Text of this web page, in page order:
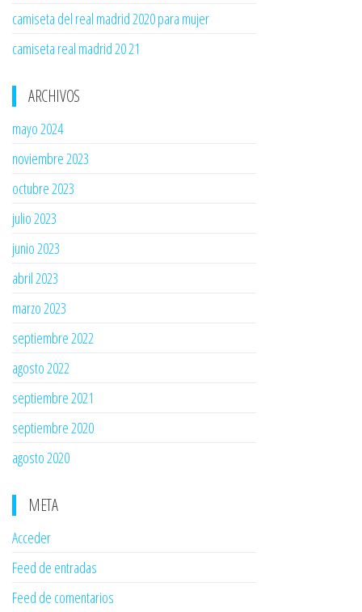
camiseta del real madrid 2020 para mujer
camiseta real madrid 20 21
ARCHIVOS
mayo 2024
noviembre 2023
octubre 2023
julio 2023
junio 2023
abril 2023
marzo 2023
septiembre 2022
agosto 2022
septiembre 2021
septiembre 2020
agosto 2020
META
Acceder
Feed de entradas
Feed de comentarios